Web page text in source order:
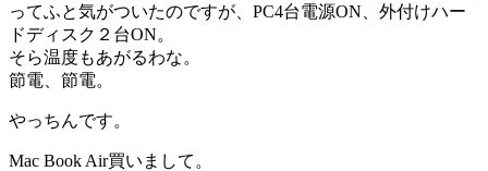
ってふと気がついたのですが、PC4台電源ON、外付けハー
ドディスク２台ON。
そら温度もあがるわな。
節電、節電。
やっちんです。
Mac Book Air買いまして。